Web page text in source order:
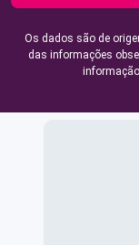
Os dados são de
das informações